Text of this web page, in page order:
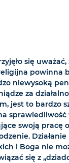
się uważać,
powinna
niewysoką
za
jest to bardzo
sprawiedliwość
swoją pracę
Działanie
i Boga nie
się z